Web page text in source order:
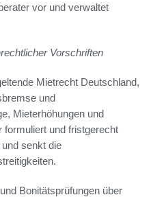
vor und verwaltet
Vorschriften
Mietrecht Deutschland,
und
Mieterhöhungen und
formuliert und fristgerecht
senkt die
Bonitätsprüfungen über